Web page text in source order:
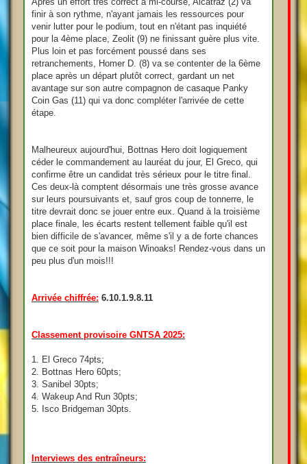
finir à son rythme, n'ayant jamais les ressources pour
venir lutter pour le podium, tout en n'étant pas inquiété
pour la 4ème place, Zeolit (9) ne finissant guère plus vite.
Plus loin et pas forcément poussé dans ses
retranchements, Homer D. (8) va se contenter de la 6ème
place après un départ plutôt correct, gardant un net
avantage sur son autre compagnon de casaque Panky
Coin Gas (11) qui va donc compléter l'arrivée de cette
étape.
Malheureux aujourd'hui, Bottnas Hero doit logiquement
céder le commandement au lauréat du jour, El Greco, qui
confirme être un candidat très sérieux pour le titre final.
Ces deux-là comptent désormais une très grosse avance
sur leurs poursuivants et, sauf gros coup de tonnerre, le
titre devrait donc se jouer entre eux. Quand à la troisième
place finale, les écarts restent tellement faible qu'il est
bien difficile de s'avancer, même s'il y a de forte chances
que ce soit pour la maison Winoaks! Rendez-vous dans un
peu plus d'un mois!!!
Arrivée chiffrée: 6.10.1.9.8.11
Classement provisoire GNTSA 2025:
1. El Greco 74pts;
2. Bottnas Hero 60pts;
3. Sanibel 30pts;
4. Wakeup And Run 30pts;
5. Isco Bridgeman 30pts.
Interviews des entraîneurs: